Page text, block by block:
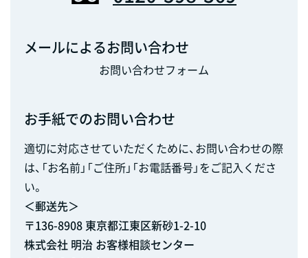
メールによるお問い合わせ
お問い合わせフォーム
お手紙でのお問い合わせ
適切に対応させていただくために、お問い合わせの際
は、「お名前」「ご住所」「お電話番号」をご記入くださ
い。
＜郵送先＞
〒136-8908 東京都江東区新砂1-2-10
株式会社 明治 お客様相談センター